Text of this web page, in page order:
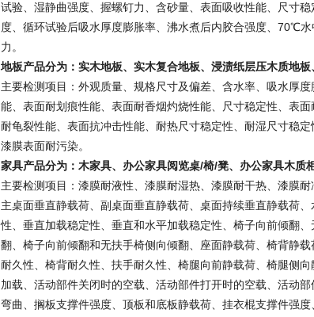
试验、湿静曲强度、握螺钉力、含砂量、表面吸收性能、尺寸
度、循环试验后吸水厚度膨胀率、沸水煮后内胶合强度、70℃
力。
地板产品分为：实木地板、实木复合地板、浸渍纸层压木质地板
主要检测项目：外观质量、规格尺寸及偏差、含水率、吸水厚
能、表面耐划痕性能、表面耐香烟灼烧性能、尺寸稳定性、表
耐龟裂性能、表面抗冲击性能、耐热尺寸稳定性、耐湿尺寸稳
漆膜表面耐污染。
家具产品分为：木家具、办公家具阅览桌/椅/凳、办公家具木质
主要检测项目：漆膜耐液性、漆膜耐湿热、漆膜耐干热、漆膜耐
主桌面垂直静载荷、副桌面垂直静载荷、桌面持续垂直静载荷
性、垂直加载稳定性、垂直和水平加载稳定性、椅子向前倾翻
翻、椅子向前倾翻和无扶手椅侧向倾翻、座面静载荷、椅背静
耐久性、椅背耐久性、扶手耐久性、椅腿向前静载荷、椅腿侧
加载、活动部件关闭时的空载、活动部件打开时的空载、活动
弯曲、搁板支撑件强度、顶板和底板静载荷、挂衣棍支撑件强